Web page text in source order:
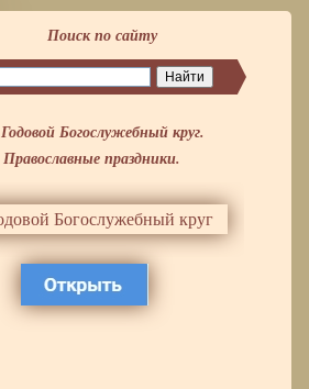
Поиск по сайту
Годовой Богослужебный круг.
Православные праздники.